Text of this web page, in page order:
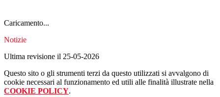
Caricamento...
Notizie
Ultima revisione il 25-05-2026
Questo sito o gli strumenti terzi da questo utilizzati si avvalgono di
cookie necessari al funzionamento ed utili alle finalità illustrate nella
COOKIE POLICY.